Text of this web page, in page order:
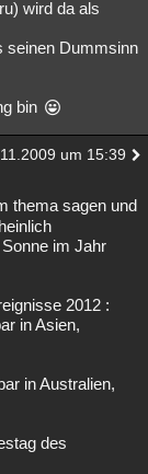
wird da als
seinen Dummsinn
bin
um 15:39
thema sagen und
im Jahr
2012 :
in Asien,
in Australien,
des